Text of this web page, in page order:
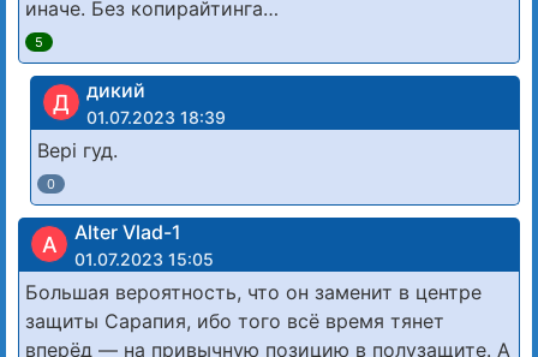
иначе. Без копирайтинга…
5
Д дикий
01.07.2023 18:39
Вері гуд.
0
A Alter Vlad-1
01.07.2023 15:05
Большая вероятность, что он заменит в центре
защиты Сарапия, ибо того всё время тянет
вперёд — на привычную позицию в полузащите. А